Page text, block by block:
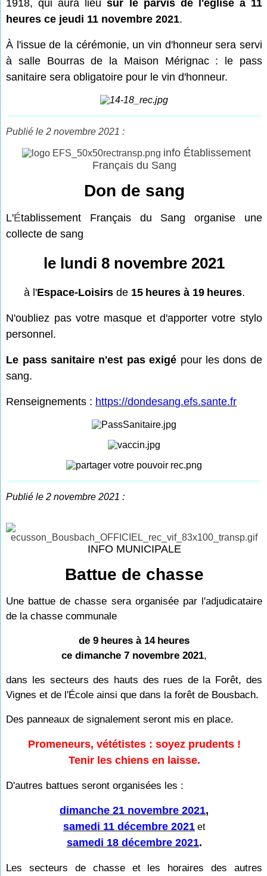
1918, qui aura lieusur le parvis de l'église à 11
heures ce jeudi 11 novembre 2021.
À l'issue de la cérémonie, un vin d'honneur sera servi
à salle Bourras de la Maison Mérignac : le pass
sanitaire sera obligatoire pour le vin d'honneur.
Publié le 2 novembre 2021 :
info Établissement
Français du Sang
Don de sang
L'Établissement Français du Sang organise une
collecte de sang
le lundi 8 novembre 2021
à l'Espace-Loisirsde 15 heures à 19 heures.
N'oubliez pas votre masque et d'apporter votre stylo
personnel.
Le pass sanitaire n'est pas exigé pour les dons de
sang.
Renseignements : https://dondesang.efs.sante.fr
Publié le 2 novembre 2021 :
INFO MUNICIPALE
Battue de chasse
Une battue de chasse sera organisée par l'adjudicataire
de la chasse communale
de 9 heures à 14 heures
ce dimanche 7 novembre 2021,
dans les secteurs des hauts des rues de la Forêt, des
Vignes et de l'École ainsi que dans la forêt de Bousbach.
Des panneaux de signalement seront mis en place.
Promeneurs, vététistes : soyez prudents !
Tenir les chiens en laisse.
D'autres battues seront organisées les :
dimanche 21 novembre 2021,
samedi 11 décembre 2021 et
samedi 18 décembre 2021.
Les secteurs de chasse et les horaires des autres